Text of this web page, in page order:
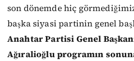
son dönemde hiç
başka siyasi partinin genel
Anahtar Partisi Genel
Ağıralioğlu programın